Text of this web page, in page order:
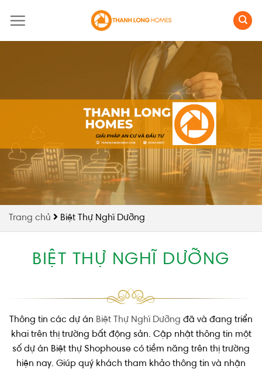
Trang chủ Biệt Thự Nghĩ Dưỡng
BIỆT THỰ NGHĨ DƯỠNG
Thông tin các dự án Biệt Thự Nghĩ Dưỡng đã và đang triển
khai trên thị trường bất động sản. Cập nhật thông tin một
số dự án Biệt thự Shophouse có tiềm năng trên thị trường
hiện nay. Giúp quý khách tham khảo thông tin và nhận